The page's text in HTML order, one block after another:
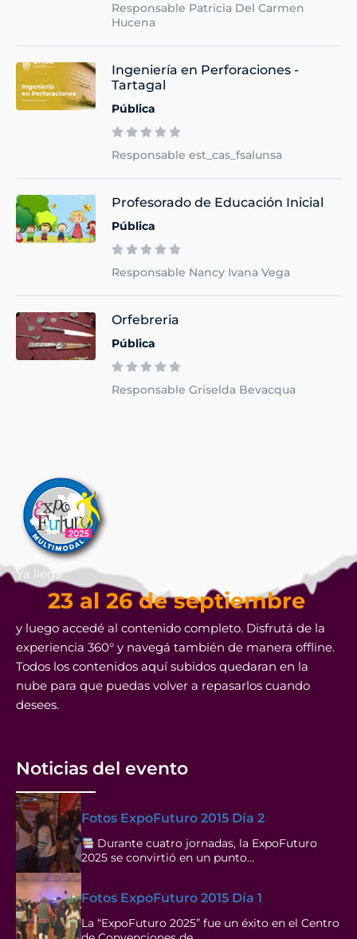
Responsable Patricia Del Carmen
Hucena
Ingeniería en Perforaciones -
Tartagal
Pública
Responsable est_cas_fsalunsa
Profesorado de Educación Inicial
Pública
Responsable Nancy Ivana Vega
Orfebreria
Pública
Responsable Griselda Bevacqua
Ya llega
23 al 26 de septiembre
y luego accedé al contenido completo. Disfrutá de la
experiencia 360° y navegá también de manera offline.
Todos los contenidos aquí subidos quedaran en la
nube para que puedas volver a repasarlos cuando
desees.
Noticias del evento
Fotos ExpoFuturo 2015 Día 2
Durante cuatro jornadas, la ExpoFuturo
2025 se convirtió en un punto…
Fotos ExpoFuturo 2015 Día 1
La “ExpoFuturo 2025” fue un éxito en el Centro